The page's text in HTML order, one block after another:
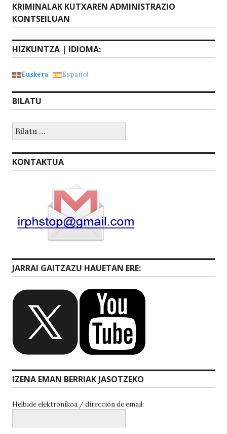
Next
post:
KRIMINALAK KUTXAREN ADMINISTRAZIO
KONTSEILUAN
HIZKUNTZA | IDIOMA:
Euskera Español
BILATU
KONTAKTUA
JARRAI GAITZAZU HAUETAN ERE:
IZENA EMAN BERRIAK JASOTZEKO
Helbide elektronikoa / dirección de email: